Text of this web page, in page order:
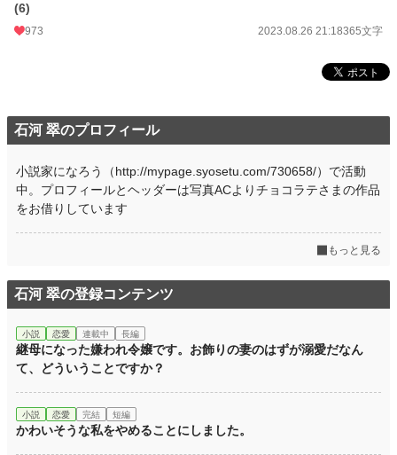
初回完結日時
累計ポイント 252,105 pt (17,168 位)
(6)
973 2023.08.26 21:18365文字
石河 翠のプロフィール
小説家になろう（http://mypage.syosetu.com/730658/）で活動
中。プロフィールとヘッダーは写真ACよりチョコラテさまの作品
をお借りしています
もっと見る
石河 翠の登録コンテンツ
小説 恋愛 連載中 長編
継母になった嫌われ令嬢です。お飾りの妻のはずが溺愛だなん
て、どういうことですか？
小説 恋愛 完結 短編
かわいそうな私をやめることにしました。